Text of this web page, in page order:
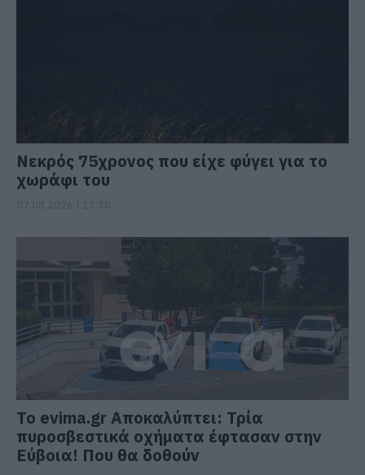
Νεκρός 75χρονος που είχε φύγει για το
χωράφι του
Το evima.gr Αποκαλύπτει: Τρία
πυροσβεστικά οχήματα έφτασαν στην
Εύβοια! Που θα δοθούν